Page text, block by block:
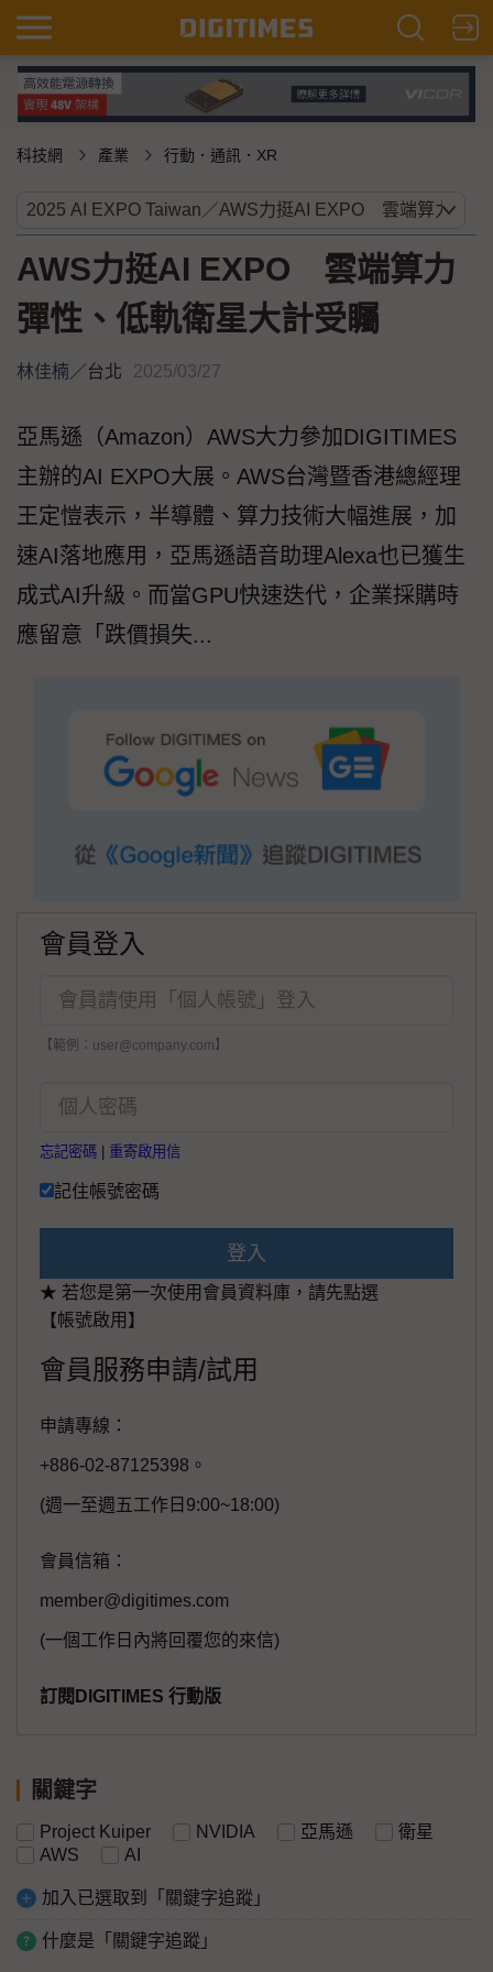
科技網 產業 行動．通訊．XR
AWS力挺AI EXPO 雲端算力
彈性、低軌衛星大計受矚
林佳楠／台北 2025/03/27
亞馬遜（Amazon）AWS大力參加DIGITIMES
主辦的AI EXPO大展。AWS台灣暨香港總經理
王定愷表示，半導體、算力技術大幅進展，加
速AI落地應用，亞馬遜語音助理Alexa也已獲生
成式AI升級。而當GPU快速迭代，企業採購時
應留意「跌價損失...
會員登入
【範例：user@company.com】
忘記密碼 重寄啟用信
記住帳號密碼
登入
★ 若您是第一次使用會員資料庫，請先點選
【帳號啟用】
會員服務申請/試用
申請專線：
+886-02-87125398。
(週一至週五工作日9:00~18:00)
會員信箱：
member@digitimes.com
(一個工作日內將回覆您的來信)
訂閱DIGITIMES 行動版
關鍵字
Project Kuiper NVIDIA 亞馬遜
衛星
AWS
AI
加入已選取到「關鍵字追蹤」
什麼是「關鍵字追蹤」